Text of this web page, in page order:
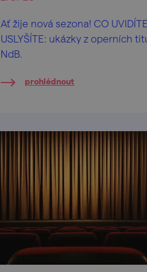
Ať žije nová sezona! CO UVIDÍTE,
USLYŠÍTE: ukázky z operních
NdB.
prohlédnout